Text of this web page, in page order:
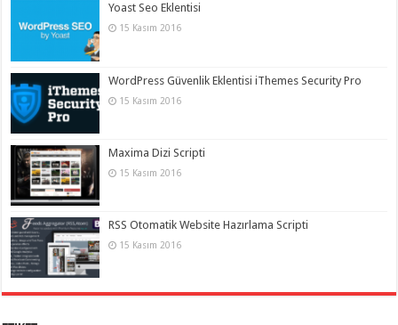
Yoast Seo Eklentisi
15 Kasım 2016
WordPress Güvenlik Eklentisi iThemes Security Pro
15 Kasım 2016
Maxima Dizi Scripti
15 Kasım 2016
RSS Otomatik Website Hazırlama Scripti
15 Kasım 2016